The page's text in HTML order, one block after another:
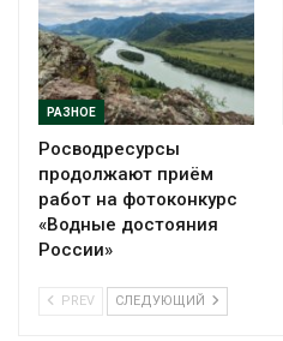
РАЗНОЕ
Росводресурсы
продолжают приём
работ на фотоконкурс
«Водные достояния
России»
PREV СЛЕДУЮЩИЙ